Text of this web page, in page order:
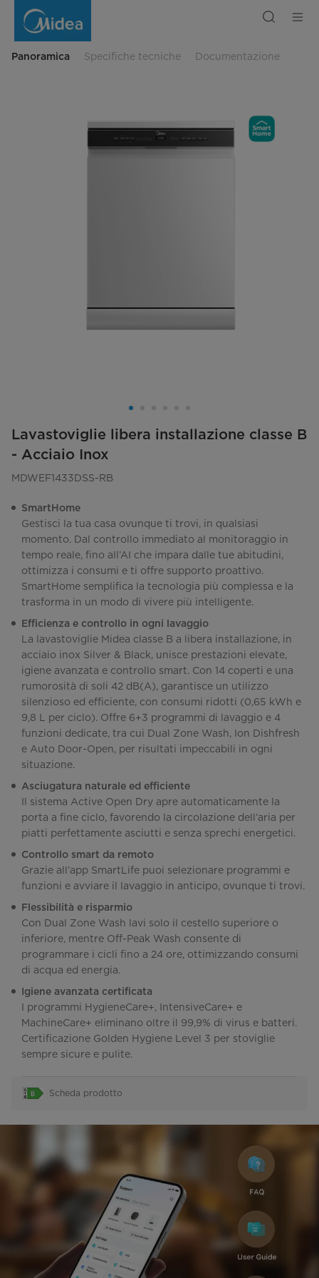
installazione
Panoramica Specifiche tecniche Documentazione
Lavastoviglie libera installazione classe B
- Acciaio Inox
MDWEF1433DSS-RB​​
SmartHome
Gestisci la tua casa ovunque ti trovi, in qualsiasi
momento. Dal controllo immediato al monitoraggio in
tempo reale, fino all’AI che impara dalle tue abitudini,
ottimizza i consumi e ti offre supporto proattivo.
SmartHome semplifica la tecnologia più complessa e la
trasforma in un modo di vivere più intelligente.
Efficienza e controllo in ogni lavaggio
La lavastoviglie Midea classe B a libera installazione, in
acciaio inox Silver & Black, unisce prestazioni elevate,
igiene avanzata e controllo smart. Con 14 coperti e una
rumorosità di soli 42 dB(A), garantisce un utilizzo
silenzioso ed efficiente, con consumi ridotti (0,65 kWh e
9,8 L per ciclo). Offre 6+3 programmi di lavaggio e 4
funzioni dedicate, tra cui Dual Zone Wash, Ion Dishfresh
e Auto Door-Open, per risultati impeccabili in ogni
situazione.
Asciugatura naturale ed efficiente
Il sistema Active Open Dry apre automaticamente la
porta a fine ciclo, favorendo la circolazione dell’aria per
piatti perfettamente asciutti e senza sprechi energetici.
Controllo smart da remoto
Grazie all’app SmartLife puoi selezionare programmi e
funzioni e avviare il lavaggio in anticipo, ovunque ti trovi.
Flessibilità e risparmio
Con Dual Zone Wash lavi solo il cestello superiore o
inferiore, mentre Off-Peak Wash consente di
programmare i cicli fino a 24 ore, ottimizzando consumi
di acqua ed energia.
Igiene avanzata certificata
I programmi HygieneCare+, IntensiveCare+ e
MachineCare+ eliminano oltre il 99,9% di virus e batteri.
Certificazione Golden Hygiene Level 3 per stoviglie
sempre sicure e pulite.
Scheda prodotto